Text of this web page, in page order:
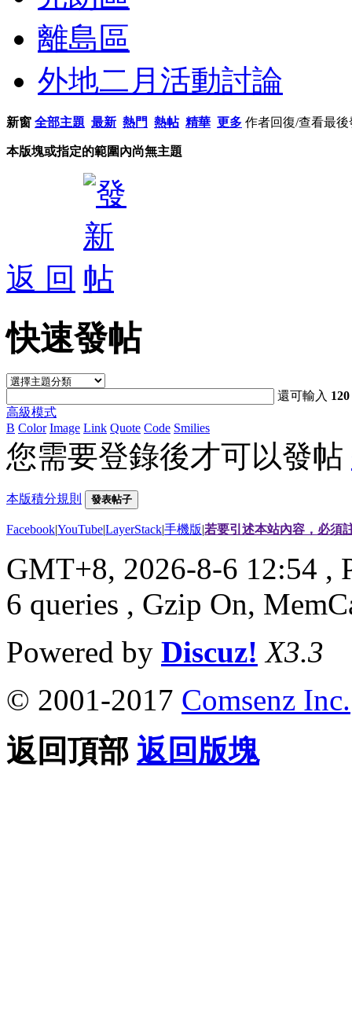
離島區
外地二月活動討論
新窗 全部主題 最新 熱門 熱帖 精華 更多 作者回復/查看最後
本版塊或指定的範圍內尚無主題
返 回
快速發帖
還可輸入 120
高級模式
B Color Image Link Quote Code Smilies
您需要登錄後才可以發帖
本版積分規則 發表帖子
Facebook|YouTube|LayerStack|手機版|若要引述本站內容，必須
GMT+8, 2026-8-6 12:54 ,
6 queries , Gzip On,
Powered by Discuz! X3.3
© 2001-2017 Comsenz Inc.
返回頂部 返回版塊